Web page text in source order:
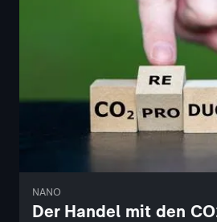
NANO
Der Handel mit den